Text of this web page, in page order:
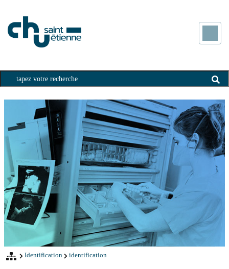
Identification identification